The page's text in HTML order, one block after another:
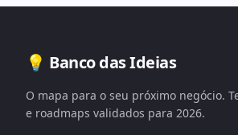
💡 Banco das Ideias
O mapa para o seu próximo negócio.
e roadmaps validados para 2026.